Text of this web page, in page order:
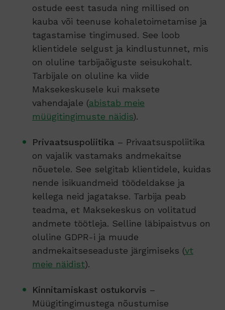
ostude eest tasuda ning millised on
kauba või teenuse kohaletoimetamise ja
tagastamise tingimused. See loob
klientidele selgust ja kindlustunnet, mis
on oluline tarbijaõiguste seisukohalt.
Tarbijale on oluline ka viide
Maksekeskusele kui maksete
vahendajale (abistab meie
müügitingimuste näidis).
Privaatsuspoliitika – Privaatsuspoliitika
on vajalik vastamaks andmekaitse
nõuetele. See selgitab klientidele, kuidas
nende isikuandmeid töödeldakse ja
kellega neid jagatakse. Tarbija peab
teadma, et Maksekeskus on volitatud
andmete töötleja. Selline läbipaistvus on
oluline GDPR-i ja muude
andmekaitseseaduste järgimiseks (vt
meie näidist).
Kinnitamiskast ostukorvis –
Müügitingimustega nõustumise